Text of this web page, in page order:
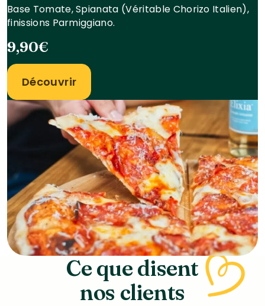
Base Tomate, Spianata (Véritable Chorizo Italien),
finissions Parmiggiano.
9,90€
Découvrir
Ce que disent
nos clients